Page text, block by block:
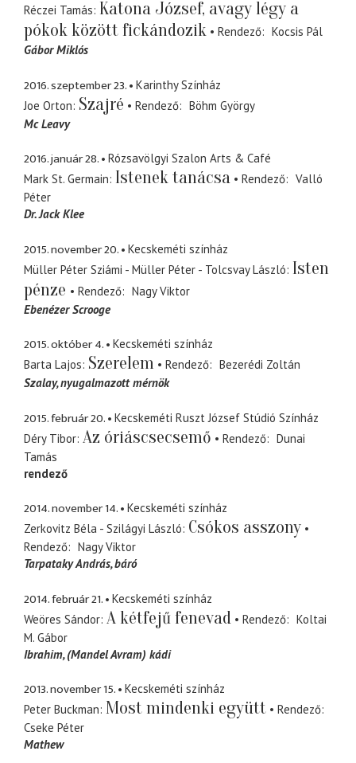
Réczei Tamás Katona József, avagy légy a
pókok között fickándozik
Rendező
Kocsis Pál
Gábor Miklós
2016. szeptember 23.
Karinthy Színház
Joe Orton Szajré Rendező
Böhm György
Mc Leavy
2016. január 28.
Rózsavölgyi Szalon Arts & Café
Mark St. Germain Istenek tanácsa Rendező
Valló
Péter
Dr. Jack Klee
2015. november 20.
Kecskeméti színház
Müller Péter Sziámi - Müller Péter - Tolcsvay László Isten
pénze
Rendező
Nagy Viktor
Ebenézer Scrooge
2015. október 4.
Kecskeméti színház
Barta Lajos Szerelem Rendező
Bezerédi Zoltán
Szalay nyugalmazott mérnök
2015. február 20.
Kecskeméti Ruszt József Stúdió Színház
Déry Tibor Az óriáscsecsemő Rendező
Dunai
Tamás
rendező
2014. november 14.
Kecskeméti színház
Zerkovitz Béla - Szilágyi László Csókos asszony
Rendező
Nagy Viktor
Tarpataky András báró
2014. február 21.
Kecskeméti színház
Weöres Sándor A kétfejű fenevad Rendező
Koltai
M. Gábor
Ibrahim (Mandel Avram) kádi
2013. november 15.
Kecskeméti színház
Peter Buckman Most mindenki együtt
Rendező
Cseke Péter
Mathew